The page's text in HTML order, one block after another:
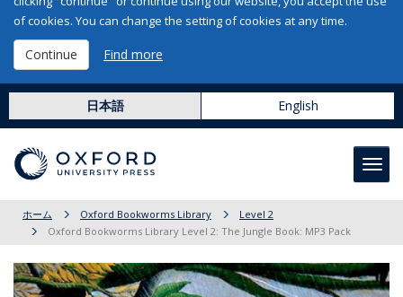
of cookies. You can change the setting of cookies at any time.
Continue Find more
日本語 English
ホーム Oxford Bookworms Library
Level 2
Oxford Bookworms Library Level 2: The Jungle Book: MP3 Pack